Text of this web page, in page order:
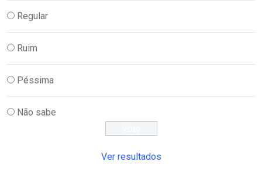
Regular
Ruim
Péssima
Não sabe
Ver resultados